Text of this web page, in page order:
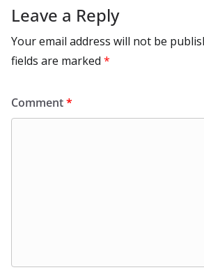
Leave a Reply
Your email address will not be
fields are marked *
Comment*